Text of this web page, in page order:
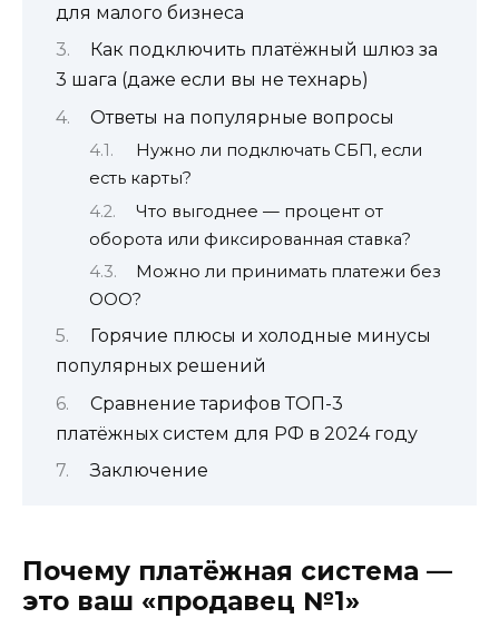
для малого бизнеса
Как подключить платёжный шлюз за
3 шага (даже если вы не технарь)
Ответы на популярные вопросы
Нужно ли подключать СБП, если
есть карты?
Что выгоднее — процент от
оборота или фиксированная ставка?
Можно ли принимать платежи без
ООО?
Горячие плюсы и холодные минусы
популярных решений
Сравнение тарифов ТОП-3
платёжных систем для РФ в 2024 году
Заключение
Почему платёжная система —
это ваш «продавец №1»